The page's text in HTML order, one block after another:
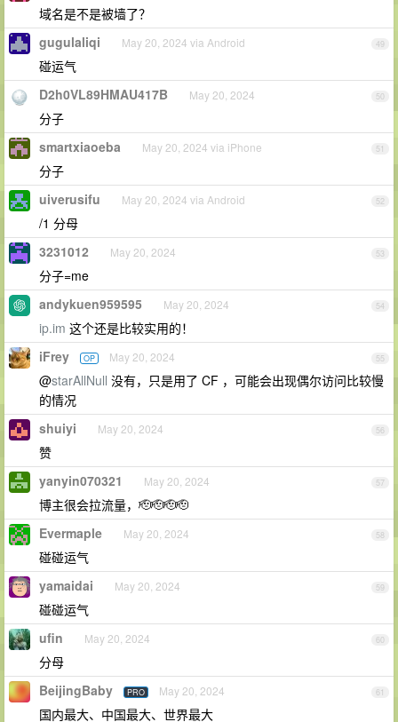
域名是不是被墙了？
49
gugulaliqi May 20, 2024 via Android
碰运气
50
D2h0VL89HMAU417B May 20, 2024
分子
51
smartxiaoeba May 20, 2024 via iPhone
分子
52
uiverusifu May 20, 2024 via Android
/1 分母
53
3231012 May 20, 2024
分子=me
54
andykuen959595 May 20, 2024
ip.im 这个还是比较实用的！
55
iFrey OP May 20, 2024
@starAllNull 没有，只是用了 CF ，可能会出现偶尔访问比较慢
的情况
56
shuiyi May 20, 2024
赞
57
yanyin070321 May 20, 2024
博主很会拉流量，🫡🫡🫡🫡
58
Evermaple May 20, 2024
碰碰运气
59
yamaidai May 20, 2024
碰碰运气
60
ufin May 20, 2024
分母
61
BeijingBaby PRO May 20, 2024
国内最大、中国最大、世界最大